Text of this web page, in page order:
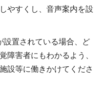
やすくし、音声案内を設
設置されている場合、ど
障害者にもわかるよう、
設等に働きかけてくださ